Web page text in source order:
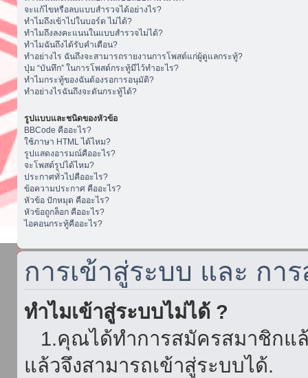
จะแก้ไขหรือลบแบบสำรวจได้อย่างไร?
ทำไมถึงเข้าไปในบอร์ด ไม่ได้?
ทำไมถึงลงคะแนนในแบบสำรวจไม่ได้?
ทำไมฉันถึงได้รับคำเตือน?
ทำอย่างไร ฉันถึงจะสามารถรายงานการโพสต์แก่ผู้ดูแลกระทู้?
ปุ่ม “บันทึก” ในการโพสต์กระทู้มีไว้ทำอะไร?
ทำไมกระทู้ของฉันต้องรอการอนุมัติ?
ทำอย่างไรฉันถึงจะดันกระทู้ได้?
รูปแบบและชนิดของหัวข้อ
BBCode คืออะไร?
ใช้ภาษา HTML ได้ไหม?
รูปแสดงอารมณ์คืออะไร?
จะโพสต์รูปได้ไหม?
ประกาศทั่วไปคืออะไร?
ข้อความประกาศ คืออะไร?
หัวข้อ ปักหมุด คืออะไร?
หัวข้อถูกล็อก คืออะไร?
ไอคอนกระทู้คืออะไร?
การเข้าสู่ระบบ และ กา
ทำไมเข้าสู่ระบบไม่ได้ ?
1.คุณได้ทำการสมัครสมาชิกแ
แล้วจึงสามารถเข้าสู่ระบบได้.